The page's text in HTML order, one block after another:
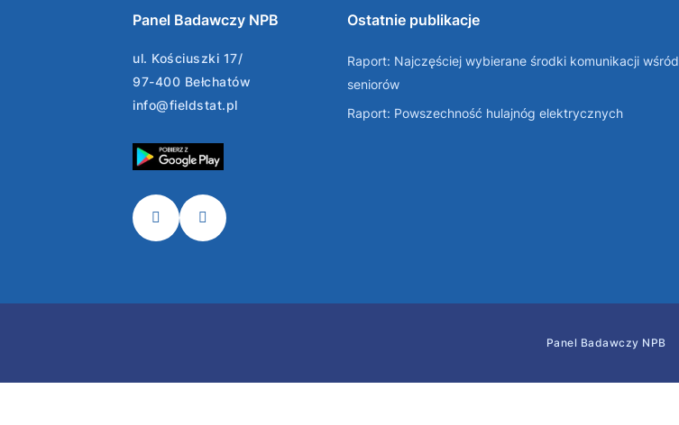
Panel Badawczy NPB
ul. Kościuszki 17/
97-400 Bełchatów
info@fieldstat.pl
Ostatnie publikacje
Raport: Najczęściej wybierane środki komunikacji wśród
seniorów
Raport: Powszechność hulajnóg elektrycznych
Panel Badawczy NPB